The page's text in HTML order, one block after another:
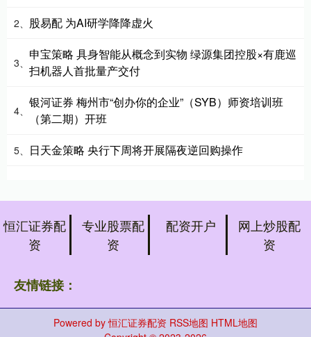
2、 股易配 为AI研学降降虚火
3、
申宝策略 具身智能从概念到实物 绿源集团控股×有鹿巡
扫机器人首批量产交付
4、
银河证券 梅州市“创办你的企业”（SYB）师资培训班
（第二期）开班
5、 日天金策略 央行下周将开展隔夜逆回购操作
恒汇证券配
资
专业股票配
资
配资开户
网上炒股配
资
友情链接：
Powered by恒汇证券配资 RSS地图 HTML地图